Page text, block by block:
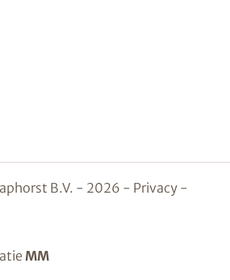
B.V. - 2026 - Privacy -
MM